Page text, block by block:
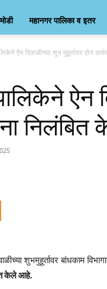
महानगर पालिका व इतर
ऐन दिवाळीच्या शुभ मुहूर्तावर दोन
ऐन
शुभमुहूर्तावर बांधकाम
केले आहे.